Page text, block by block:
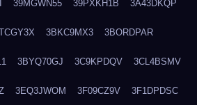
39MGWN55 39PXKH1B 3A43DKQP
3BKC9MX3 3BORDPAR
3BYQ70GJ 3C9KPDQV 3CL4BSMV
3EQ3JWOM 3F09CZ9V 3F1DPDSC